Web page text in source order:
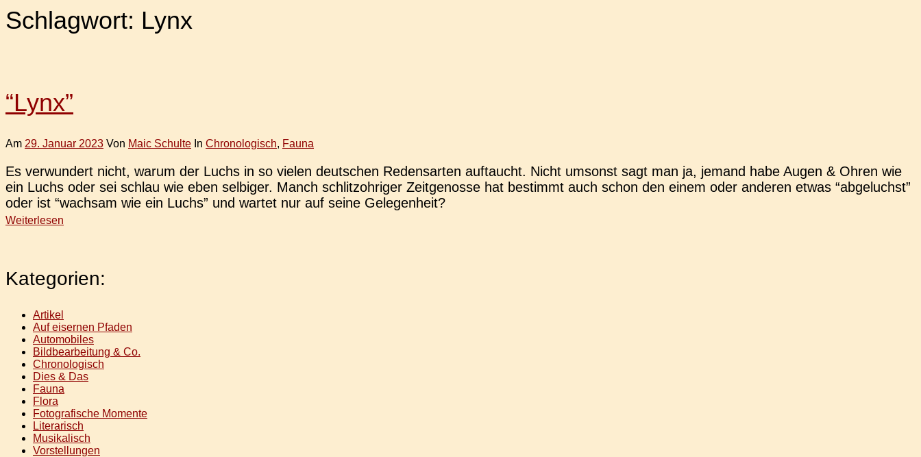
Schlagwort: Lynx
“Lynx”
Am 29. Januar 2023 Von Maic Schulte In Chronologisch, Fauna
Es ver­wun­dert nicht, warum der Luchs in so vielen deut­schen Redens­ar­ten auf­taucht. Nicht umsonst sagt man ja, jemand habe Augen & Ohren wie
ein Luchs oder sei schlau wie eben sel­bi­ger. Manch schlitz­oh­ri­ger Zeit­ge­nos­se hat bestimmt auch schon den einem oder ande­ren etwas “abge­luchst”
oder ist “wach­sam wie ein Luchs” und wartet nur auf seine Gelegenheit?
Weiterlesen
Kategorien:
Artikel
Auf eisernen Pfaden
Automobiles
Bildbearbeitung & Co.
Chronologisch
Dies & Das
Fauna
Flora
Fotografische Momente
Literarisch
Musikalisch
Vorstellungen